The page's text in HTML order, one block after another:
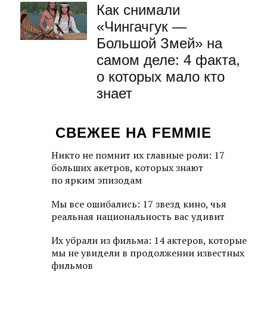
Как снимали
«Чингачгук —
Большой Змей» на
самом деле: 4 факта,
о которых мало кто
знает
СВЕЖЕЕ НА FEMMIE
Никто не помнит их главные роли: 17
больших акетров, которых знают
по ярким эпизодам
Мы все ошибались: 17 звезд кино, чья
реальная национальность вас удивит
Их убрали из фильма: 14 актеров, которые
мы не увидели в продолжении известных
фильмов